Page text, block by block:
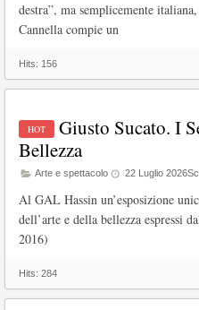
destra”, ma semplicemente
Cannella compie un
Hits: 156
Giusto Sucato. I
Bellezza
Arte e spettacolo 22 Luglio 2026
Al GAL Hassin un’esposizione
dell’arte e della bellezza espressi
2016)
Hits: 284